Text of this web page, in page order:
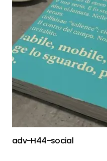
adv-H44-social